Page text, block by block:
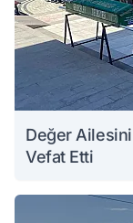
Değer
Vefat Etti